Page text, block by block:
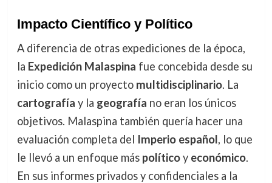
Impacto Científico y Político
A diferencia de otras expediciones de la época,
la Expedición Malaspina fue concebida desde su
inicio como un proyecto multidisciplinario. La
cartografía y la geografía no eran los únicos
objetivos. Malaspina también quería hacer una
evaluación completa del Imperio español, lo que
le llevó a un enfoque más políticoy económico.
En sus informes privados y confidenciales a la